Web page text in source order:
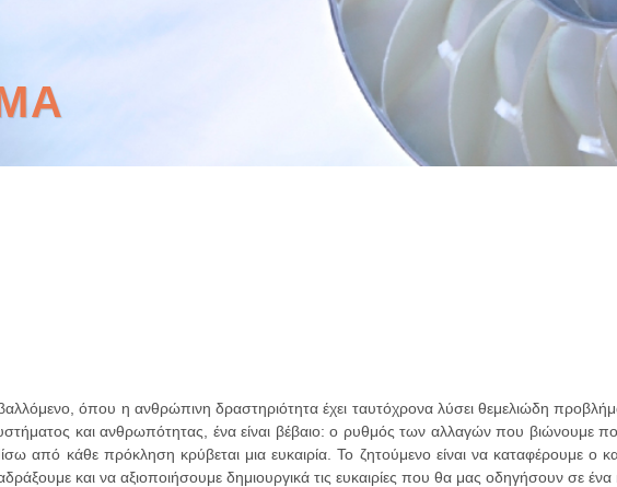
όπου η ανθρώπινη δραστηριότητα έχει ταυτόχρονα λύσει θεμελιώδη
και ανθρωπότητας, ένα είναι βέβαιο: ο ρυθμός των αλλαγών που βιώνουμε
από κάθε πρόκληση κρύβεται μια ευκαιρία. Το ζητούμενο είναι να καταφέρουμε ο
και να αξιοποιήσουμε δημιουργικά τις ευκαιρίες που θα μας οδηγήσουν σε ένα